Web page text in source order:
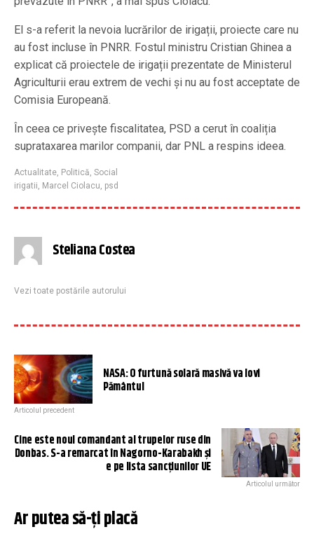
El s-a referit la nevoia lucrărilor de irigații, proiecte care nu
au fost incluse în PNRR. Fostul ministru Cristian Ghinea a
explicat că proiectele de irigații prezentate de Ministerul
Agriculturii erau extrem de vechi și nu au fost acceptate de
Comisia Europeană.
În ceea ce privește fiscalitatea, PSD a cerut în coaliția
suprataxarea marilor companii, dar PNL a respins ideea.
Actualitate, Politică, Social
irigatii, Marcel Ciolacu, psd
Steliana Costea
Vezi toate postările autorului
NASA: O furtună solară masivă va lovi
Pământul
Articolul precedent
Cine este noul comandant al trupelor ruse din
Donbas. S-a remarcat în Nagorno-Karabakh și
e pe lista sancțiunilor UE
Articolul următor
Ar putea să-ți placă